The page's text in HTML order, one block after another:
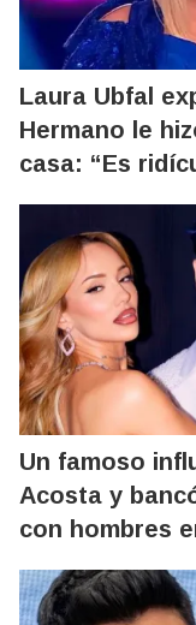
Laura Ubfal
Hermano le
casa: “Es
Un famoso
Acosta y
con hombres